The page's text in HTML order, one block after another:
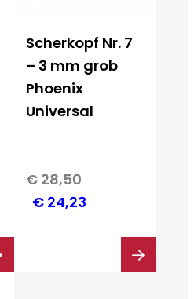
Scherkopf Nr. 7
– 3 mm grob
Phoenix
Universal
€28,50
Ursprünglicher
€24,23Aktueller
€ 24,23.